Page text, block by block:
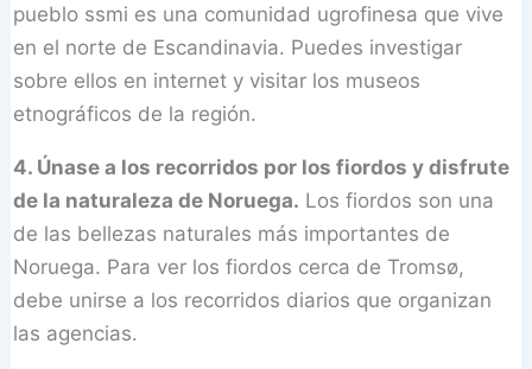
pueblo ssmi es una comunidad ugrofinesa que vive
en el norte de Escandinavia. Puedes investigar
sobre ellos en internet y visitar los museos
etnográficos de la región.
4. Únase a los recorridos por los fiordos y disfrute
de la naturaleza de Noruega. Los fiordos son una
de las bellezas naturales más importantes de
Noruega. Para ver los fiordos cerca de Tromsø,
debe unirse a los recorridos diarios que organizan
las agencias.